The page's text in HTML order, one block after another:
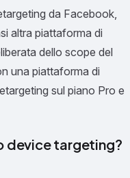
da Facebook,
altra piattaforma di
dello scope del
una piattaforma di
sul piano Pro e
device targeting?